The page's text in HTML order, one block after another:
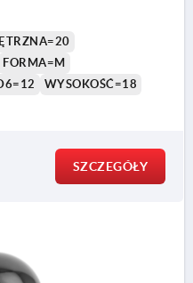
FORMA=M
WYSOKOŚĆ=18
SZCZEGÓŁY